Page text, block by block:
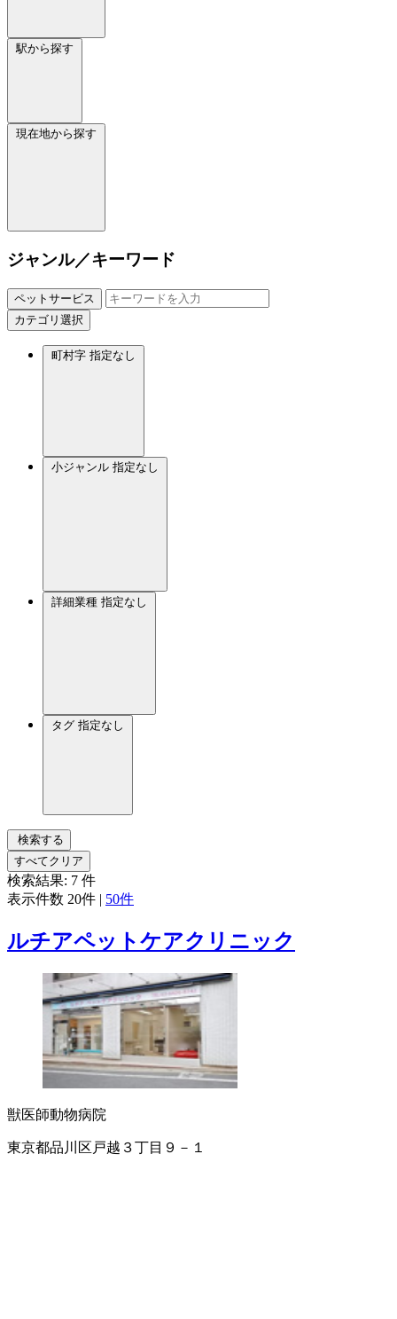
駅から探す
現在地から探す
ジャンル／キーワード
ペットサービス
カテゴリ選択
町村字 指定なし
小ジャンル 指定なし
詳細業種 指定なし
タグ 指定なし
検索する
すべてクリア
検索結果: 7 件
表示件数 20件 | 50件
ルチアペットケアクリニック
獣医師動物病院
東京都品川区戸越３丁目９－１